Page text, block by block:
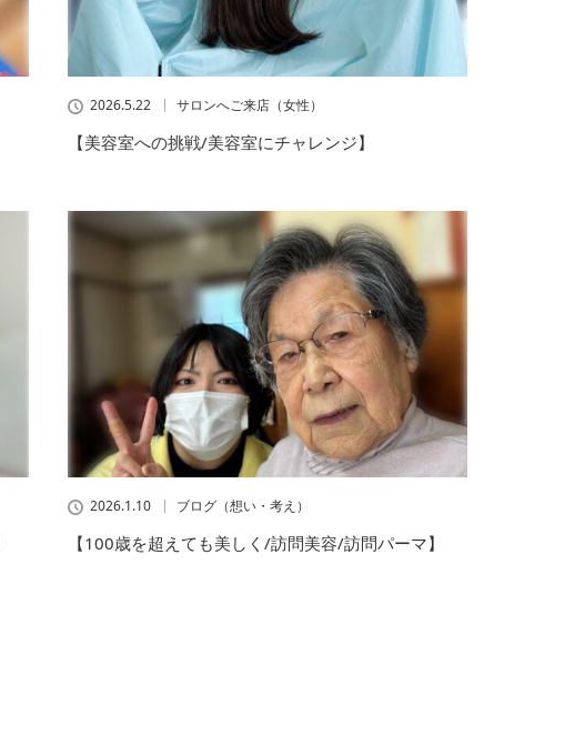
2026.5.22 サロンへご来店（女性）
【美容室への挑戦/美容室にチャレンジ】
2026.1.10 ブログ（想い・考え）
【100歳を超えても美しく/訪問美容/訪問パーマ】